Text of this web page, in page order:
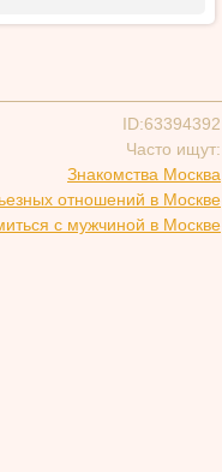
ID:63394392
Часто ищут:
Знакомства Москва
отношений в Москве
с мужчиной в Москве